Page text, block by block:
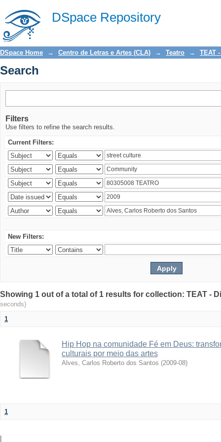
DSpace Repository
Search
DSpace Home → Centro de Letras e Artes (CLA) → Teatro → TEAT
Search
Filters
Use filters to refine the search results.
Current Filters:
New Filters:
Showing 1 out of a total of 1 results for collection: TEAT -
seconds)
1
Hip Hop na comunidade Fé em Deus:
culturais por meio das artes
Alves, Carlos Roberto dos Santos (2009-08)
1